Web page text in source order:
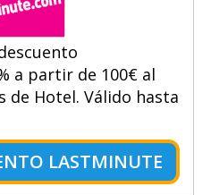
a partir de 100€ al
de Hotel. Válido hasta
LASTMINUTE